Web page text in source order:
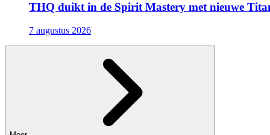
THQ duikt in de Spirit Mastery met nieuwe
7 augustus 2026